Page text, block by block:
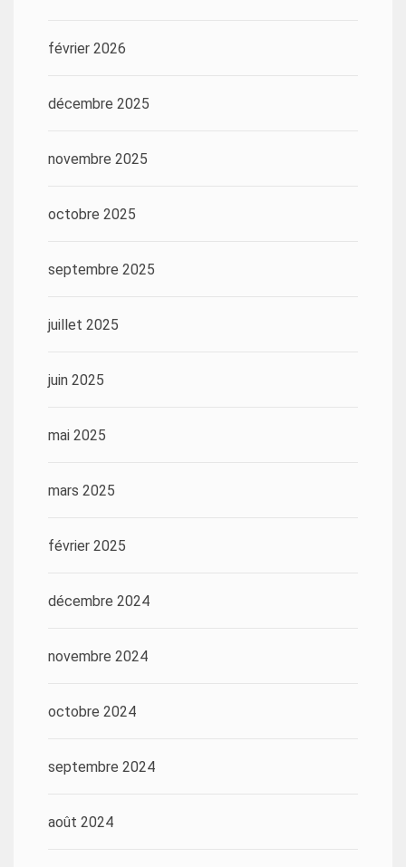
février 2026
décembre 2025
novembre 2025
octobre 2025
septembre 2025
juillet 2025
juin 2025
mai 2025
mars 2025
février 2025
décembre 2024
novembre 2024
octobre 2024
septembre 2024
août 2024